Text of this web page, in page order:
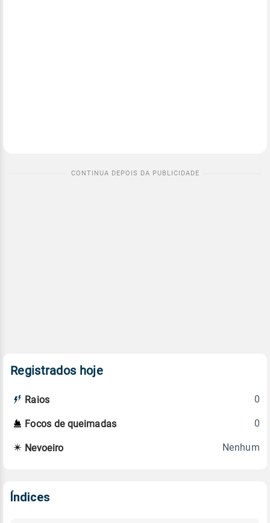
Registrados hoje
Raios 0
Focos de queimadas 0
Nevoeiro Nenhum
Índices